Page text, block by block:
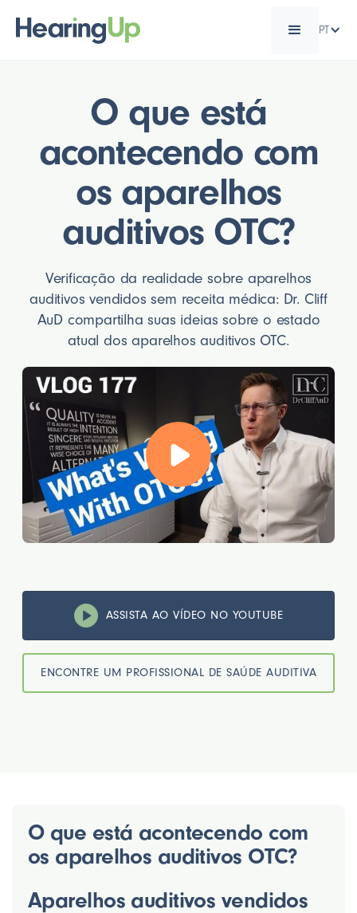
PT
O que está
acontecendo com
os aparelhos
auditivos OTC?
Verificação da realidade sobre aparelhos
auditivos vendidos sem receita médica: Dr. Cliff
AuD compartilha suas ideias sobre o estado
atual dos aparelhos auditivos OTC.
ASSISTA AO VÍDEO NO YOUTUBE
ENCONTRE UM PROFISSIONAL DE SAÚDE AUDITIVA
O que está acontecendo com
os aparelhos auditivos OTC?
Aparelhos auditivos vendidos